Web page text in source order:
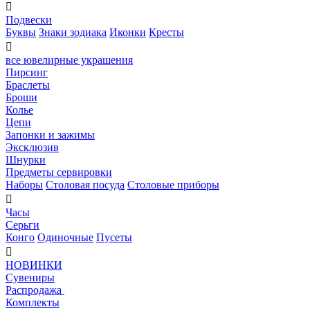

Подвески
Буквы Знаки зодиака Иконки Кресты

все ювелирные украшения
Пирсинг
Браслеты
Броши
Колье
Цепи
Запонки и зажимы
Эксклюзив
Шнурки
Предметы сервировки
Наборы Столовая посуда Столовые приборы

Часы
Серьги
Конго Одиночные Пусеты

НОВИНКИ
Сувениры
Распродажа
Комплекты